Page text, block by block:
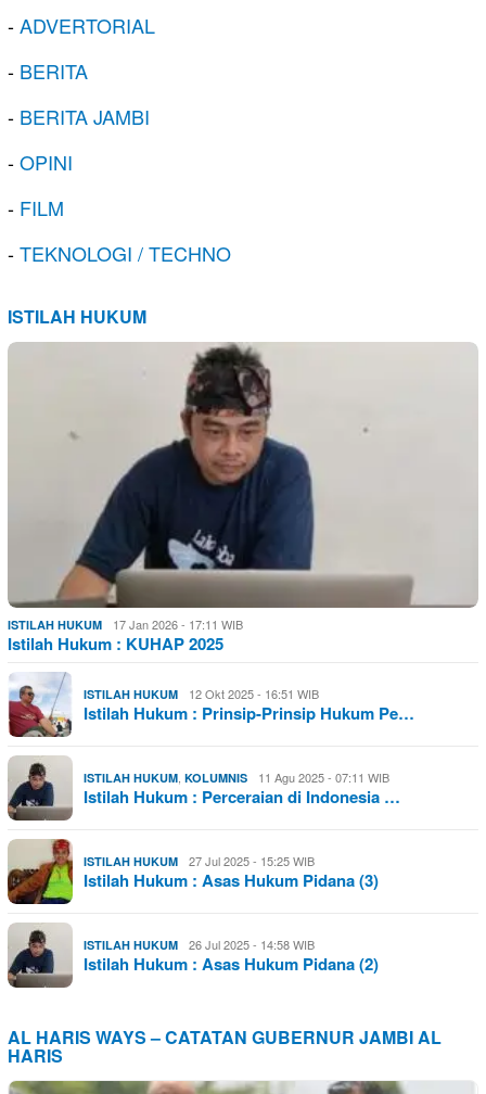
-ADVERTORIAL
- BERITA
- BERITA JAMBI
-OPINI
- FILM
-TEKNOLOGI / TECHNO
ISTILAH HUKUM
ISTILAH HUKUM 17 Jan 2026 - 17:11 WIB
Istilah Hukum : KUHAP 2025
ISTILAH HUKUM 12 Okt 2025 - 16:51 WIB
Istilah Hukum : Prinsip-Prinsip Hukum Pe…
ISTILAH HUKUM, KOLUMNIS 11 Agu 2025 - 07:11 WIB
Istilah Hukum : Perceraian di Indonesia …
ISTILAH HUKUM 27 Jul 2025 - 15:25 WIB
Istilah Hukum : Asas Hukum Pidana (3)
ISTILAH HUKUM 26 Jul 2025 - 14:58 WIB
Istilah Hukum : Asas Hukum Pidana (2)
AL HARIS WAYS – CATATAN GUBERNUR JAMBI AL
HARIS